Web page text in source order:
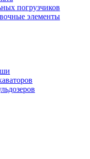
погрузчиков
элементы